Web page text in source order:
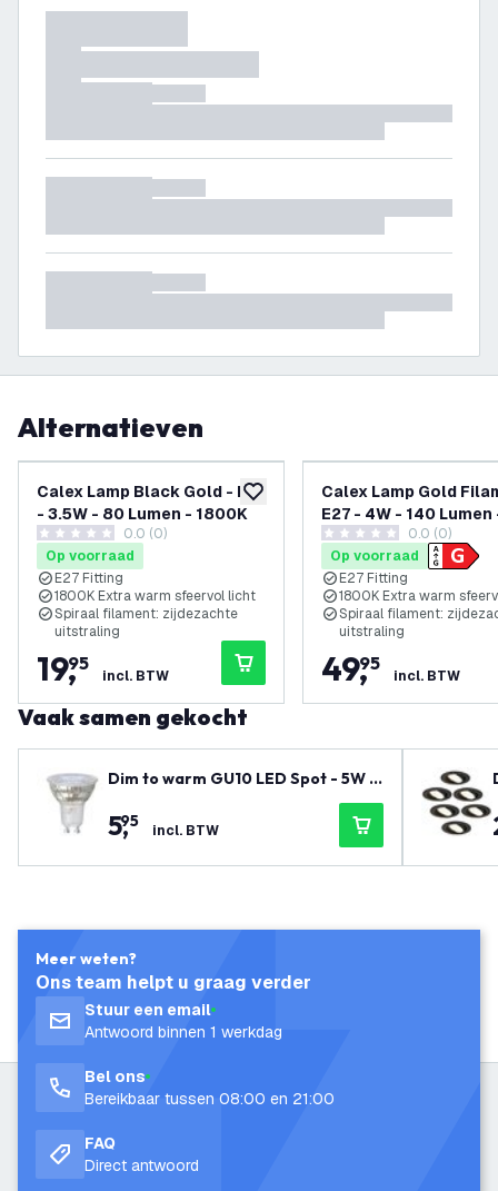
Alternatieven
toevoegen aan verlanglijst
Calex Lamp Black Gold - E27
- 3.5W - 80 Lumen - 1800K
0 score sterren0.0 (0)
Op voorraad
E27 Fitting
1800K Extra warm sfeervol licht
Spiraal filament: zijdezachte
uitstraling
19,
95
incl. BTW
Calex Lamp Gold
E27 - 4W - 140 Lumen
1800K
0 score sterren0.0 (0)
Op voorraad
E27 Fitting
1800K Extra warm
Spiraal filament:
uitstraling
49,
95
incl. BTW
Vaak samen gekocht
Dim to warm GU10 LED Spot - 5W -
5,
95 incl. BTW
Meer weten?
Ons team helpt u graag verder
Stuur een email
Antwoord binnen 1 werkdag
Bel ons
Bereikbaar tussen 08:00 en 21:00
FAQ
Direct antwoord